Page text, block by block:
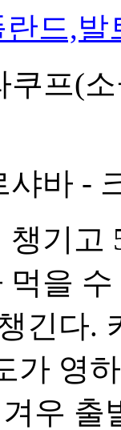
란드,
쿠프(
샤바 -
기고
먹을
긴다.
가 영
우 출